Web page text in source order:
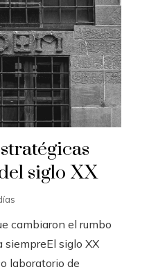
siglo XX
cambiaron el rumbo
siempreEl siglo XX
laboratorio de